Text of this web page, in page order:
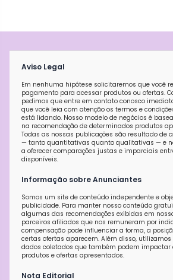
Aviso Legal
Em nenhuma hipótese solicitaremos que você
pagamento para acessar produtos ou ofertas.
pedimos que entre em contato conosco
que você leia com atenção os termos e
está lidando. Nosso modelo de negócios é
na recomendação de determinados produtos
Todas as nossas publicações são resultado de
— tanto quantitativas quanto qualitativas — e
a oferecer comparações justas e imparciais
disponíveis.
Informação sobre Anunciantes
Somos um site de conteúdo independente e
publicidade. Para manter nosso conteúdo
algumas das recomendações exibidas em
parceiros afiliados que nos remuneram por
compensação pode influenciar a forma, a
certas ofertas aparecem. Além disso,
dados coletados que também podem impactar
produtos e ofertas apresentados.
Nota Editorial